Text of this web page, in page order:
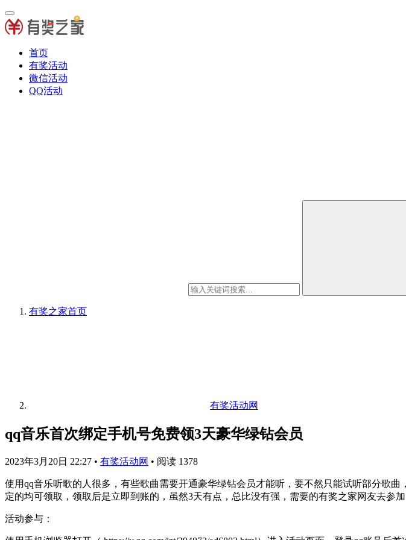
首页
有奖活动
微信活动
QQ活动
有奖之家首页
有奖活动网
qq音乐首次绑定手机号免费领3天豪华绿钻会员
2023年3月20日 22:27 • 有奖活动网 • 阅读 1378
使用qq音乐听歌的人很多，有些歌曲需要开通豪华绿钻会员才能听，要不然只能试听部分歌
定的均可领取，领取后是立即到账的，虽然3天有点，总比没有强，需要的有奖之家网友去参加
活动参与：